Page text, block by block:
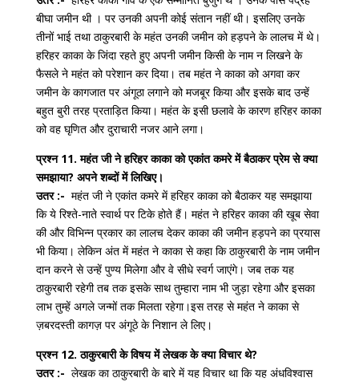
बीघा जमीन थी । पर उनकी अपनी कोई संतान नहीं थी। इसलिए उनके
तीनों भाई तथा ठाकुरबारी के महंत उनकी जमीन को हड़पने के लालच में थे।
हरिहर काका के जिंदा रहते हुए अपनी जमीन किसी के नाम न लिखने के
फैसले ने महंत को परेशान कर दिया। तब महंत ने काका को अगवा कर
जमीन के कागजात पर अंगूठा लगाने को मजबूर किया और इसके बाद उन्हें
बहुत बुरी तरह प्रताड़ित किया। महंत के इसी छलावे के कारण हरिहर काका
को वह घृणित और दुराचारी नजर आने लगा।
प्रश्न 11. महंत जी ने हरिहर काका को एकांत कमरे में बैठाकर प्रेम से क्या
समझाया? अपने शब्दों में लिखिए।
उतर :- महंत जी ने एकांत कमरे में हरिहर काका को बैठाकर यह समझाया
कि ये रिश्ते-नाते स्वार्थ पर टिके होते हैं। महंत ने हरिहर काका की खूब सेवा
की और विभिन्न प्रकार का लालच देकर काका की जमीन हड़पने का प्रयास
भी किया। लेकिन अंत में महंत ने काका से कहा कि ठाकुरबारी के नाम जमीन
दान करने से उन्हें पुण्य मिलेगा और वे सीधे स्वर्ग जाएंगे। जब तक यह
ठाकुरबारी रहेगी तब तक इसके साथ तुम्हारा नाम भी जुड़ा रहेगा और इसका
लाभ तुम्हें अगले जन्मों तक मिलता रहेगा।इस तरह से महंत ने काका से
ज़बरदस्ती कागज़ पर अंगूठे के निशान ले लिए।
प्रश्न 12. ठाकुरबारी के विषय में लेखक के क्या विचार थे?
उतर :- लेखक का ठाकुरबारी के बारे में यह विचार था कि यह अंधविश्वास